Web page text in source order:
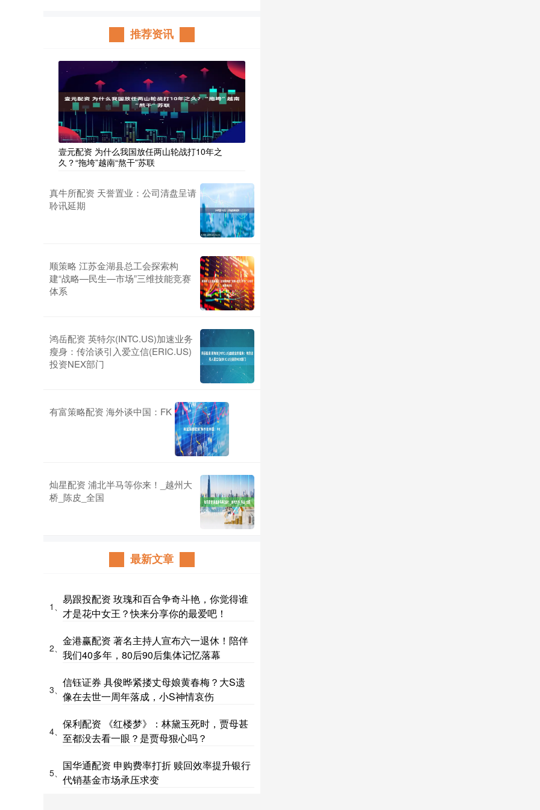
推荐资讯
壹元配资 为什么我国放任两山轮战打10年之
久？“拖垮”越南“熬干”苏联
真牛所配资 天誉置业：公司清盘呈请
聆讯延期
顺策略 江苏金湖县总工会探索构
建“战略—民生—市场”三维技能竞赛
体系
鸿岳配资 英特尔(INTC.US)加速业务
瘦身：传洽谈引入爱立信(ERIC.US)
投资NEX部门
有富策略配资 海外谈中国：FK
灿星配资 浦北半马等你来！_越州大
桥_陈皮_全国
最新文章
1、
易跟投配资 玫瑰和百合争奇斗艳，你觉得谁
才是花中女王？快来分享你的最爱吧！
2、
金港赢配资 著名主持人宣布六一退休！陪伴
我们40多年，80后90后集体记忆落幕
3、
信钰证券 具俊晔紧搂丈母娘黄春梅？大S遗
像在去世一周年落成，小S神情哀伤
4、
保利配资 《红楼梦》：林黛玉死时，贾母甚
至都没去看一眼？是贾母狠心吗？
5、
国华通配资 申购费率打折 赎回效率提升银行
代销基金市场承压求变